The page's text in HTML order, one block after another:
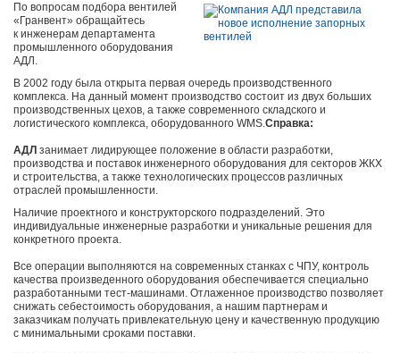
По вопросам подбора вентилей
«Гранвент» обращайтесь
к инженерам департамента
промышленного оборудования
АДЛ.
В 2002 году была открыта первая очередь производственного
комплекса. На данный момент производство состоит из двух больших
производственных цехов, а также современного складского и
логистического комплекса, оборудованного WMS.Справка:
АДЛ занимает лидирующее положение в области разработки,
производства и поставок инженерного оборудования для секторов ЖКХ
и строительства, а также технологических процессов различных
отраслей промышленности.
Наличие проектного и конструкторского подразделений. Это
индивидуальные инженерные разработки и уникальные решения для
конкретного проекта.
Все операции выполняются на современных станках с ЧПУ, контроль
качества произведенного оборудования обеспечивается специально
разработанными тест-машинами. Отлаженное производство позволяет
снижать себестоимость оборудования, а нашим партнерам и
заказчикам получать привлекательную цену и качественную продукцию
с минимальными сроками поставки.